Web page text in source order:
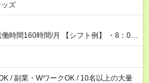
ズ
/月 【シフト例】 ・8：00
/ 副業・WワークOK / 10名以上の大量